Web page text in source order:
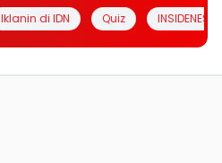
Iklanin di IDN Quiz INSIDENESIA